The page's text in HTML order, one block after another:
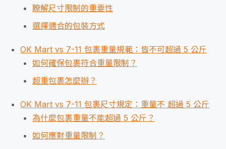
瞭解尺寸限制的重要性
選擇適合的包裝方式
OK Mart vs 7-11 包裹重量規範：皆不可超過 5 公斤
如何確保包裹符合重量限制？
超重包裹怎麼辦？
OK Mart vs 7-11 包裹尺寸規定：重量不 超過 5 公斤
為什麼包裹重量不能超過 5 公斤？
如何應對重量限制？